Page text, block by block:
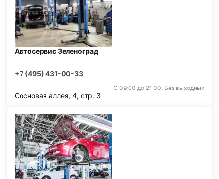
Автосервис Зеленоград
+7 (495) 431-00-33
С 09:00 до 21:00. Без выходных
Сосновая аллея, 4, стр. 3